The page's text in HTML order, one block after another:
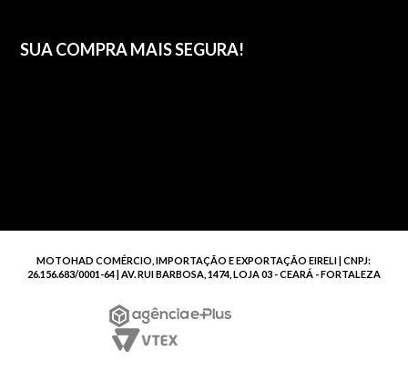
SUA COMPRA MAIS SEGURA!
MOTOHAD COMÉRCIO, IMPORTAÇÃO E EXPORTAÇÃO EIRELI | CNPJ:
26.156.683/0001-64 | AV. RUI BARBOSA, 1474, LOJA 03 - CEARÁ - FORTALEZA